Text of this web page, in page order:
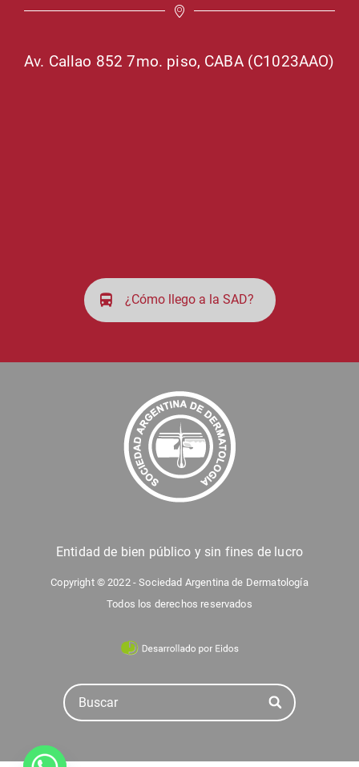
Av. Callao 852 7mo. piso, CABA (C1023AAO)
¿Cómo llego a la SAD?
Entidad de bien público y sin fines de lucro
Copyright © 2022 - Sociedad Argentina de Dermatología
Todos los derechos reservados